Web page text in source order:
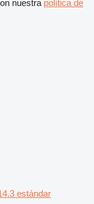
nuestra política de
estándar